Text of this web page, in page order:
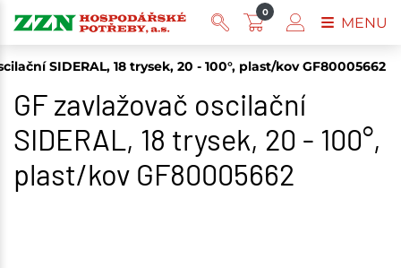
SIDERAL, 18 trysek, 20 - 100°, plast/kov GF80005662
GF zavlažovač oscilační
SIDERAL, 18 trysek, 20 - 100°,
plast/kov GF80005662
0
MENU